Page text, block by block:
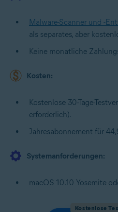
Malware-Scanner und -
als separates, aber
Keine monatliche
Kosten:
Kostenlose 30-Tage-
erforderlich).
Jahresabonnement für
Systemanforderungen:
macOS 10.10 Yosemite
Kostenlose